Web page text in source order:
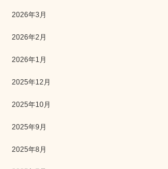
2026年3月
2026年2月
2026年1月
2025年12月
2025年10月
2025年9月
2025年8月